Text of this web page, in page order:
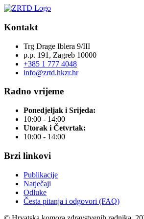
Kontakt
Trg Drage Iblera 9/III
p.p. 191, Zagreb 10000
+385 1 777 4048
info@zrtd.hkzr.hr
Radno vrijeme
Ponedjeljak i Srijeda:
10:00 - 14:00
Utorak i Četvrtak:
10:00 - 14:00
Brzi linkovi
Publikacije
Natječaji
Odluke
Česta pitanja i odgovori (FAQ)